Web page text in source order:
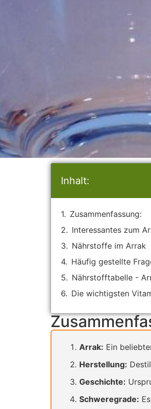
Inhalt:
Zusammenfassung:
Interessantes zum
Nährstoffe im Arrak
Häufig gestellte
Nährstofftabelle -
Die wichtigsten
Arrak: Ein
Herstellung:
Geschichte:
Schweregrade: